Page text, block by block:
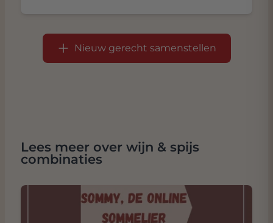
Nieuw gerecht samenstellen
Lees meer over wijn & spijs
combinaties